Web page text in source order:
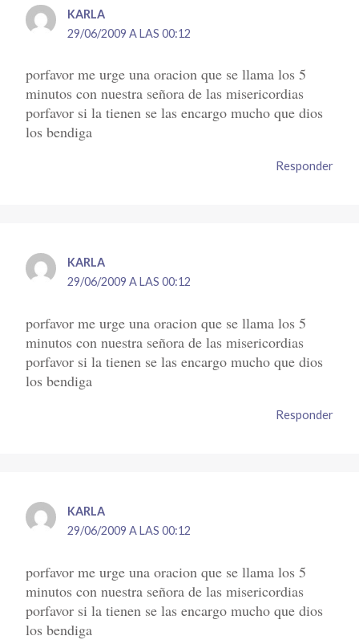
KARLA
29/06/2009 A LAS 00:12
porfavor me urge una oracion que se llama los 5
minutos con nuestra señora de las misericordias
porfavor si la tienen se las encargo mucho que dios
los bendiga
Responder
KARLA
29/06/2009 A LAS 00:12
porfavor me urge una oracion que se llama los 5
minutos con nuestra señora de las misericordias
porfavor si la tienen se las encargo mucho que dios
los bendiga
Responder
KARLA
29/06/2009 A LAS 00:12
porfavor me urge una oracion que se llama los 5
minutos con nuestra señora de las misericordias
porfavor si la tienen se las encargo mucho que dios
los bendiga